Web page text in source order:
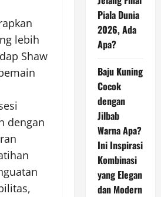
lebih
Shaw
dengan
Piala Dunia
2026, Ada
Apa?
Baju Kuning
Cocok
dengan
Jilbab
Warna Apa?
Ini Inspirasi
Kombinasi
yang Elegan
dan Modern